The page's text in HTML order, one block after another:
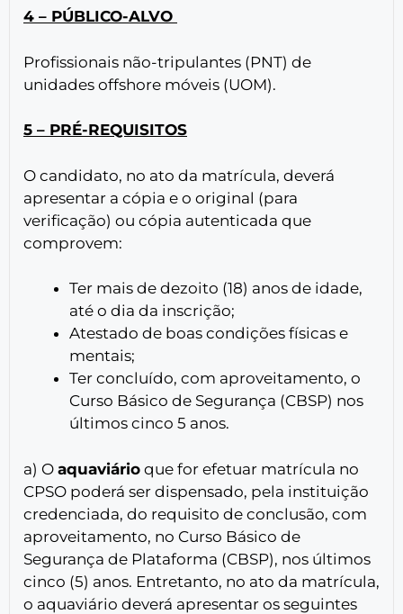
4 – PÚBLICO-ALVO
Profissionais não-tripulantes (PNT) de
unidades offshore móveis (UOM).
5 – PRÉ-REQUISITOS
O candidato, no ato da matrícula, deverá
apresentar a cópia e o original (para
verificação) ou cópia autenticada que
comprovem:
Ter mais de dezoito (18) anos de idade,
até o dia da inscrição;
Atestado de boas condições físicas e
mentais;
Ter concluído, com aproveitamento, o
Curso Básico de Segurança (CBSP) nos
últimos cinco 5 anos.
a) O aquaviário que for efetuar matrícula no
CPSO poderá ser dispensado, pela instituição
credenciada, do requisito de conclusão, com
aproveitamento, no Curso Básico de
Segurança de Plataforma (CBSP), nos últimos
cinco (5) anos. Entretanto, no ato da matrícula,
o aquaviário deverá apresentar os seguintes